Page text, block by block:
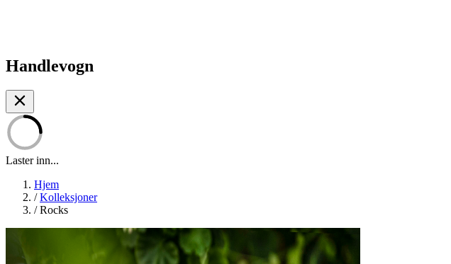
Handlevogn
Laster inn...
Hjem
/ Kolleksjoner
/ Rocks